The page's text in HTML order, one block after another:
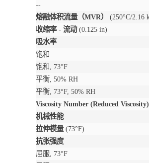
--
熔融体积流量（MVR）
(250°C/2.16
收缩率 - 流动(0.125 in)
吸水率
饱和
饱和, 73°F
平衡, 50% RH
平衡, 73°F, 50% RH
Viscosity Number (Reduced Viscosity)
机械性能
拉伸模量(73°F)
抗张强度
屈服, 73°F